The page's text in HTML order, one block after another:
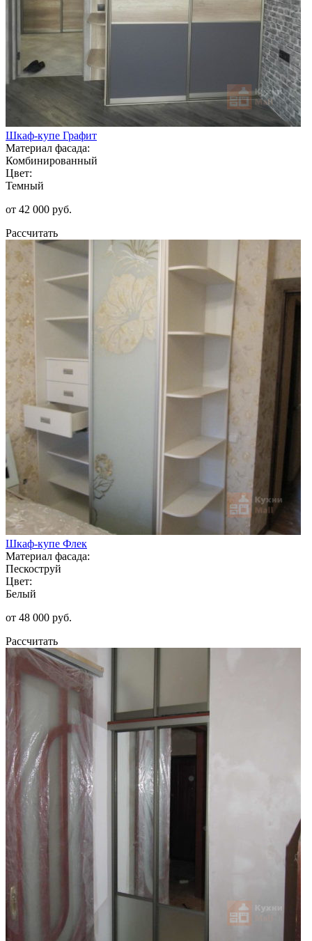
Шкаф-купе Графит
Материал фасада:
Комбинированный
Цвет:
Темный
от 42 000 руб.
Рассчитать
Шкаф-купе Флек
Материал фасада:
Пескоструй
Цвет:
Белый
от 48 000 руб.
Рассчитать